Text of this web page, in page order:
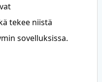
tekee niistä
sovelluksissa.